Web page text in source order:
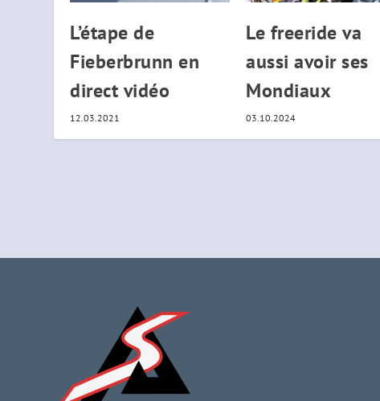
L’étape de
Fieberbrunn en
direct vidéo
12.03.2021
Le freeride va
aussi avoir ses
Mondiaux
03.10.2024